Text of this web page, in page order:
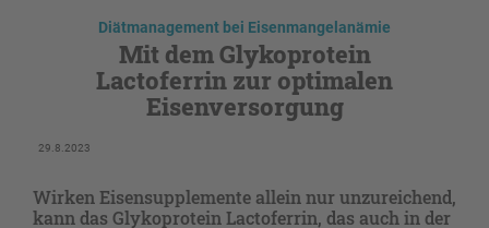
Diätmanagement bei Eisenmangelanämie
Mit dem Glykoprotein
Lactoferrin zur optimalen
Eisenversorgung
29.8.2023
Wirken Eisensupplemente allein nur unzureichend,
kann das Glykoprotein Lactoferrin, das auch in der